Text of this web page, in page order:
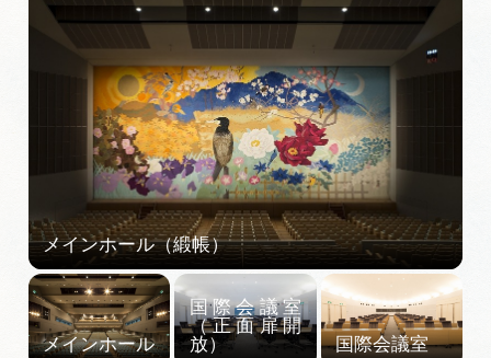
インフォメーション
ぎふ旅レポーター記事
早わかり岐阜
買い物・お土産
体験予約サイト「ＶＩＳＩＴ岐阜県」
岐阜県アウトドア観光キャンペーン